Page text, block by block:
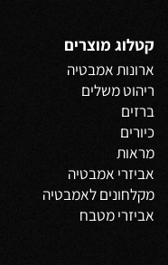
אחרונים שנצפו
אמבטיה